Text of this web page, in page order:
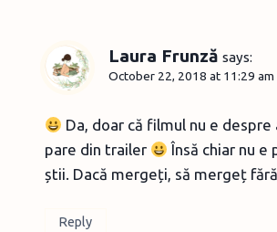
Laura Frunză says:
October 22, 2018 at 11:29 am
Da, doar că filmul nu e despre
pare din trailer
Însă chiar nu e
știi. Dacă mergeți, să mergeț fără
Reply